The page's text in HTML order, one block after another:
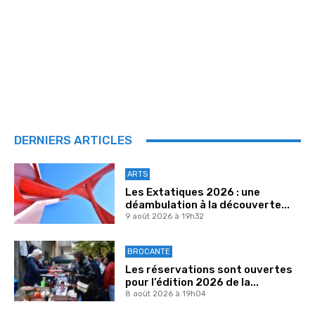
DERNIERS ARTICLES
ARTS
Les Extatiques 2026 : une
déambulation à la découverte...
9 août 2026 à 19h32
BROCANTE
Les réservations sont ouvertes
pour l’édition 2026 de la...
8 août 2026 à 19h04